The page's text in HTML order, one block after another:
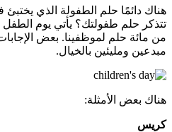
هناك دائمًا حلم الطفولة الذي
تتذكر حلم طفولتك؟ يأتي يوم الطفل
من مائة حلم لموظفينا. بعض الإجابات
مبدعين ومليئين بالخيال.
هناك بعض الأمثلة:
كريس